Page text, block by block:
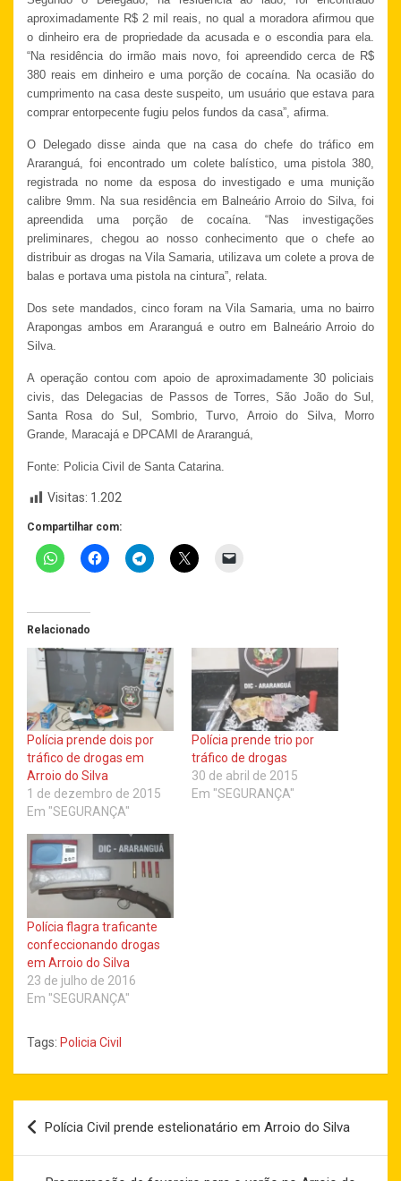
aproximadamente R$ 2 mil reais, no qual a moradora afirmou que
o dinheiro era de propriedade da acusada e o escondia para ela.
“Na residência do irmão mais novo, foi apreendido cerca de R$
380 reais em dinheiro e uma porção de cocaína. Na ocasião do
cumprimento na casa deste suspeito, um usuário que estava para
comprar entorpecente fugiu pelos fundos da casa”, afirma.
O Delegado disse ainda que na casa do chefe do tráfico em
Araranguá, foi encontrado um colete balístico, uma pistola 380,
registrada no nome da esposa do investigado e uma munição
calibre 9mm. Na sua residência em Balneário Arroio do Silva, foi
apreendida uma porção de cocaína. “Nas investigações
preliminares, chegou ao nosso conhecimento que o chefe ao
distribuir as drogas na Vila Samaria, utilizava um colete a prova de
balas e portava uma pistola na cintura”, relata.
Dos sete mandados, cinco foram na Vila Samaria, uma no bairro
Arapongas ambos em Araranguá e outro em Balneário Arroio do
Silva.
A operação contou com apoio de aproximadamente 30 policiais
civis, das Delegacias de Passos de Torres, São João do Sul,
Santa Rosa do Sul, Sombrio, Turvo, Arroio do Silva, Morro
Grande, Maracajá e DPCAMI de Araranguá,
Fonte: Policia Civil de Santa Catarina.
Visitas: 1.202
Compartilhar com:
Relacionado
Polícia prende dois por
tráfico de drogas em
Arroio do Silva
1 de dezembro de 2015
Em "SEGURANÇA"
Polícia prende trio por
tráfico de drogas
30 de abril de 2015
Em "SEGURANÇA"
Polícia flagra traficante
confeccionando drogas
em Arroio do Silva
23 de julho de 2016
Em "SEGURANÇA"
Tags: Policia Civil
Navegação
de
Post
Polícia Civil prende estelionatário em Arroio do Silva